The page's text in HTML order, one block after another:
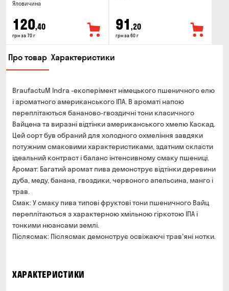
Яловичина
120,40
грн за 70 г
91 ,20
грн за 60 г
Про товар Характеристики
BraufactuM Indra -експерімент німецького пшеничного елю
і ароматного американського ІПА. В ароматі напою
переплітаються бананово-гвоздичні тони класичного
Вайцена та виразні відтінки американського хмелю Каскад.
Цей сорт був обраний для холодного охмеління завдяки
потужним смаковими характеристиками, здатним скласти
ідеальний контраст і баланс інтенсивному смаку пшениці.
Аромат: Багатий аромат пива демонструє відтінки деревини
дуба, меду, банана, гвоздики, червоного апельсина, манго і
трав.
Смак: У смаку пива типові фруктові тони пшеничного Вайц
переплітаються з характерною хмільною гіркотою ІПА і
тонкими нюансами землі.
Післясмак: Післясмак демонструє освіжаючі трав'яні нотки.
ХАРАКТЕРИСТИКИ